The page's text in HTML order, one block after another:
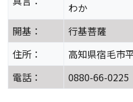
わか
開基：
行基菩薩
住所：
高知県宿毛市
電話：
0880-66-0225